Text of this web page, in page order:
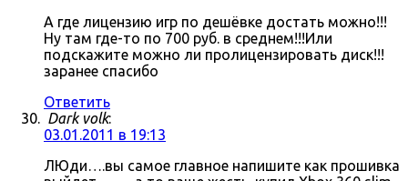
А где лицензию игр по дешёвке достать можно!!!
Ну там где-то по 700 руб. в среднем!!!Или
подскажите можно ли пролицензировать диск!!!
заранее спасибо
Ответить
Dark volk:
03.01.2011 в 19:13
ЛЮди….вы самое главное напишите как прошивка